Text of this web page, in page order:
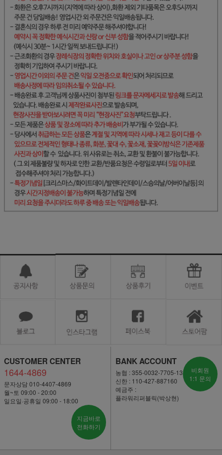
CUSTOMER CENTER
1644-4869
문자상담 010-4407-4869
월~토 09:00 - 20:00
일요일·공휴일 09:00 - 18:00
지금바로
전화하기
BANK ACCOUNT
농협 : 355-0032-7705-13
신한 : 110-427-887160
예금주 :
플라워리퍼블릭(박상현)
비회원
1:1 문의